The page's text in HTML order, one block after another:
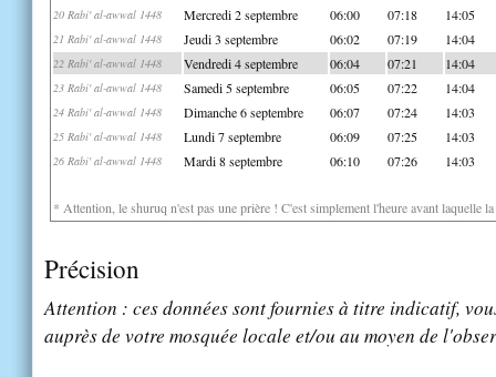
20 Rabi' al-awwal 1448 Mercredi 2 septembre 06:00 07:18 14:05
21 Rabi' al-awwal 1448 Jeudi 3 septembre 06:02 07:19 14:04
22 Rabi' al-awwal 1448 Vendredi 4 septembre 06:04 07:21 14:04
23 Rabi' al-awwal 1448 Samedi 5 septembre 06:05 07:22 14:04
24 Rabi' al-awwal 1448 Dimanche 6 septembre 06:07 07:24 14:03
25 Rabi' al-awwal 1448 Lundi 7 septembre 06:09 07:25 14:03
26 Rabi' al-awwal 1448 Mardi 8 septembre 06:10 07:26 14:03
* Attention, le shuruq n'est pas une prière ! C'est simplement l'heure avant laquelle
Précision
Attention : ces données sont fournies à titre indicatif,
auprès de votre mosquée locale et/ou au moyen de